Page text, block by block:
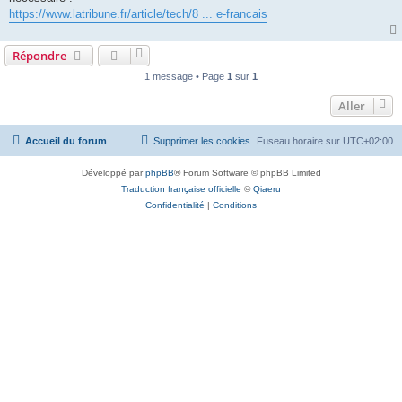
https://www.latribune.fr/article/tech/8 ... e-francais
Répondre
1 message • Page 1 sur 1
Aller
Accueil du forum Fuseau horaire sur UTC+02:00
Supprimer les cookies
Développé parphpBB® Forum Software © phpBB Limited
Traduction française officielle ©Qiaeru
Confidentialité | Conditions